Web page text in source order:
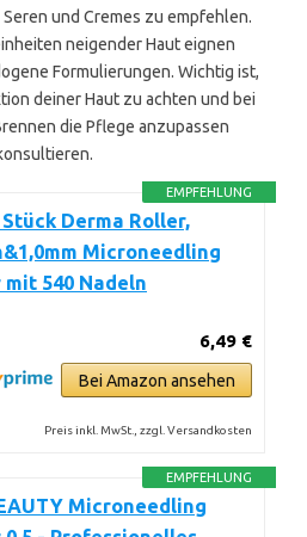
und Cremes zu empfehlen.
neigender Haut eignen
Formulierungen. Wichtig ist,
deiner Haut zu achten und bei
die Pflege anzupassen
EMPFEHLUNG
Derma Roller,
Microneedling
mit 540 Nadeln
6,49 €
Bei Amazon ansehen
Preis inkl. MwSt., zzgl. Versandkosten
EMPFEHLUNG
Microneedling